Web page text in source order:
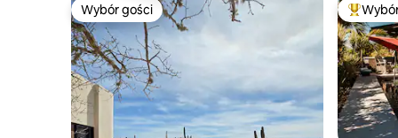
Wybór gości
Wybór gości